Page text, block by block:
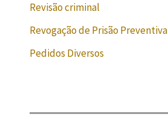
Revisão criminal
Revogação de Prisão Preventiva
Pedidos Diversos